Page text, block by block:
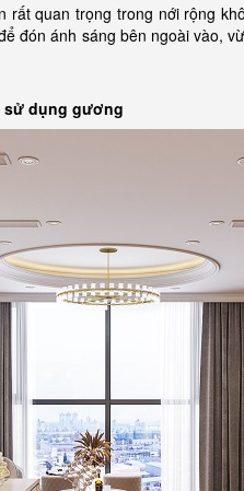
quan trọng trong nới rộng
đón ánh sáng bên ngoài vào,
sử dụng gương